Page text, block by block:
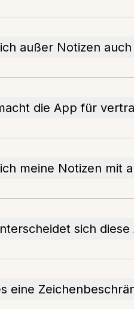
außer Notizen
die App für
meine Notizen mit
sich
eine